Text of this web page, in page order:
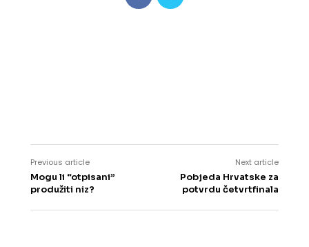
Previous article
Mogu li “otpisani”
produžiti niz?
Next article
Pobjeda Hrvatske za
potvrdu četvrtfinala